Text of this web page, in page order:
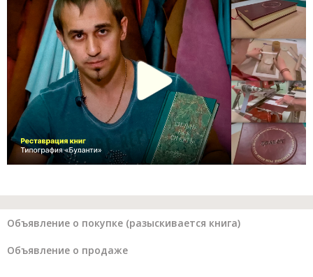
Объявление о покупке (разыскивается книга)
Объявление о продаже